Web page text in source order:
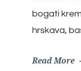
bogati
hrskava,
Read More